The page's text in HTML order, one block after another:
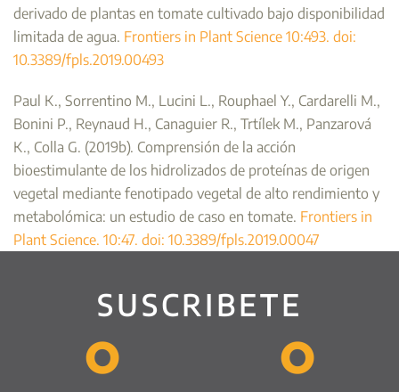
derivado de plantas en tomate cultivado bajo disponibilidad
limitada de agua. Frontiers in Plant Science 10:493. doi:
10.3389/fpls.2019.00493
Paul K., Sorrentino M., Lucini L., Rouphael Y., Cardarelli M.,
Bonini P., Reynaud H., Canaguier R., Trtílek M., Panzarová
K., Colla G. (2019b). Comprensión de la acción
bioestimulante de los hidrolizados de proteínas de origen
vegetal mediante fenotipado vegetal de alto rendimiento y
metabolómica: un estudio de caso en tomate. Frontiers in
Plant Science. 10:47. doi: 10.3389/fpls.2019.00047
SUSCRIBETE